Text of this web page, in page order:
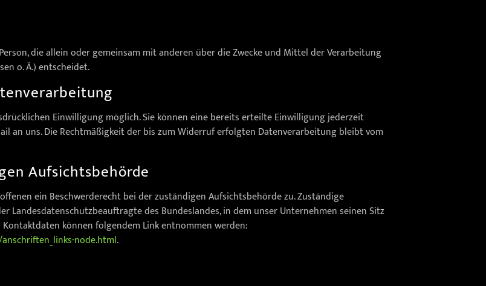
die allein oder gemeinsam mit anderen über die Zwecke und Mittel der Verarbeitung
o. Ä.) entscheidet.
Einwilligung möglich. Sie können eine bereits erteilte Einwilligung jederzeit
an uns. Die Rechtmäßigkeit der bis zum Widerruf erfolgten Datenverarbeitung bleibt vom
Aufsichtsbehörde
ein Beschwerderecht bei der zuständigen Aufsichtsbehörde zu. Zuständige
Landesdatenschutzbeauftragte des Bundeslandes, in dem unser Unternehmen seinen Sitz
können folgendem Link entnommen werden:
node.html.